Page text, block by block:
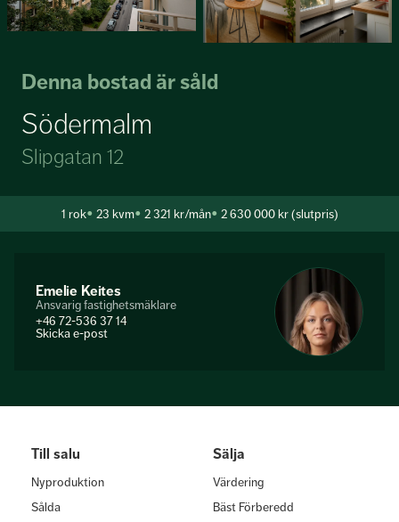
Denna bostad är såld
Slipgatan 12
Södermalm
1 rok 23 kvm 2 321 kr/mån 2 630 000 kr (slutpris)
Emelie Keites
Ansvarig fastighetsmäklare
+46 72-536 37 14
Skicka e-post
Till salu
Nyproduktion
Sålda
Sälja
Värdering
Bäst Förberedd